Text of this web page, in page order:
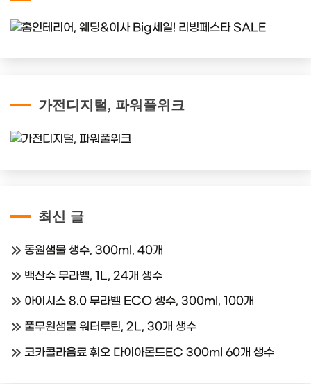
가전디지털, 파워풀위크
최신 글
동원샘물 생수, 300ml, 40개
백산수 무라벨, 1L, 24개 생수
아이시스 8.0 무라벨 ECO 생수, 300ml, 100개
풀무원샘물 워터루틴, 2L, 30개 생수
코카콜라음료 휘오 다이아몬드EC 300ml 60개 생수